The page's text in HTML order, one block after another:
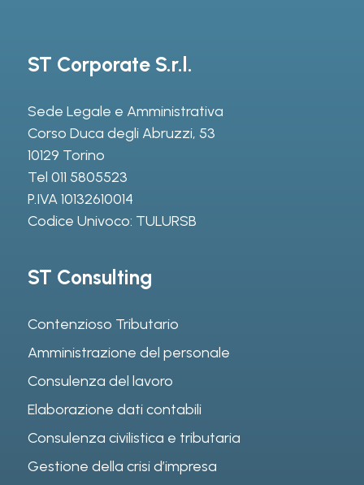
ST Corporate S.r.l.
Sede Legale e Amministrativa
Corso Duca degli Abruzzi, 53
10129 Torino
Tel 011 5805523
P.IVA 10132610014
Codice Univoco: TULURSB
ST Consulting
Contenzioso Tributario
Amministrazione del personale
Consulenza del lavoro
Elaborazione dati contabili
Consulenza civilistica e tributaria
Gestione della crisi d’impresa